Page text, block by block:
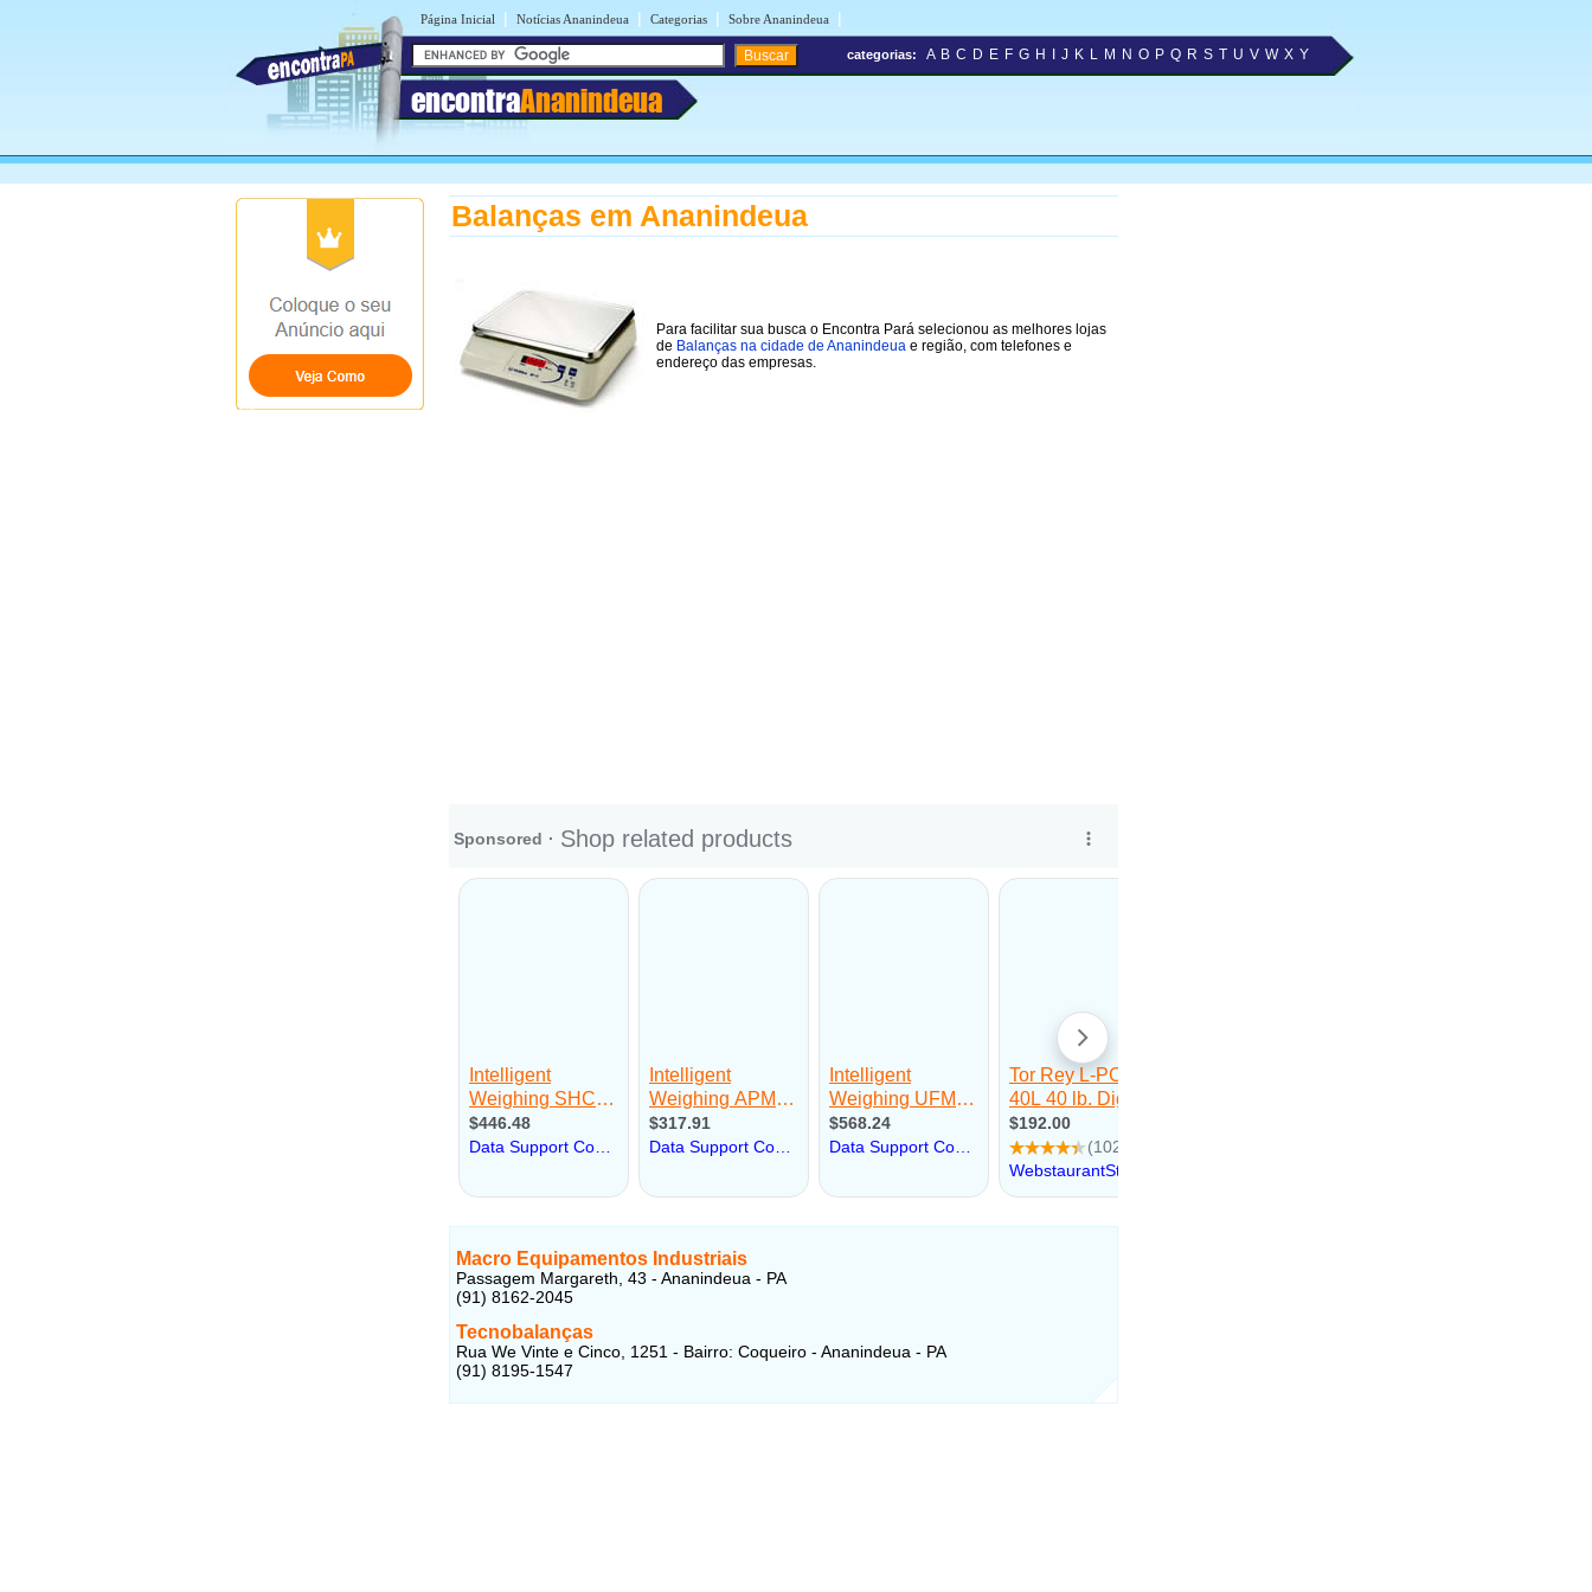
Página Inicial | Notícias Ananindeua | Categorias | Sobre Ananindeua |
encontraAnanindeua
categorias: A B C D E F G H J K L M N O P Q R S T U V W X Y
Balanças em Ananindeua
Para facilitar sua busca o Encontra Pará selecionou as melhores lojas
de Balanças na cidade de Ananindeua e região, com telefones e
endereço das empresas.
Macro Equipamentos Industriais
Passagem Margareth, 43 - Ananindeua - PA
(91) 8162-2045
Tecnobalanças
Rua We Vinte e Cinco, 1251 - Bairro: Coqueiro - Ananindeua - PA
(91) 8195-1547